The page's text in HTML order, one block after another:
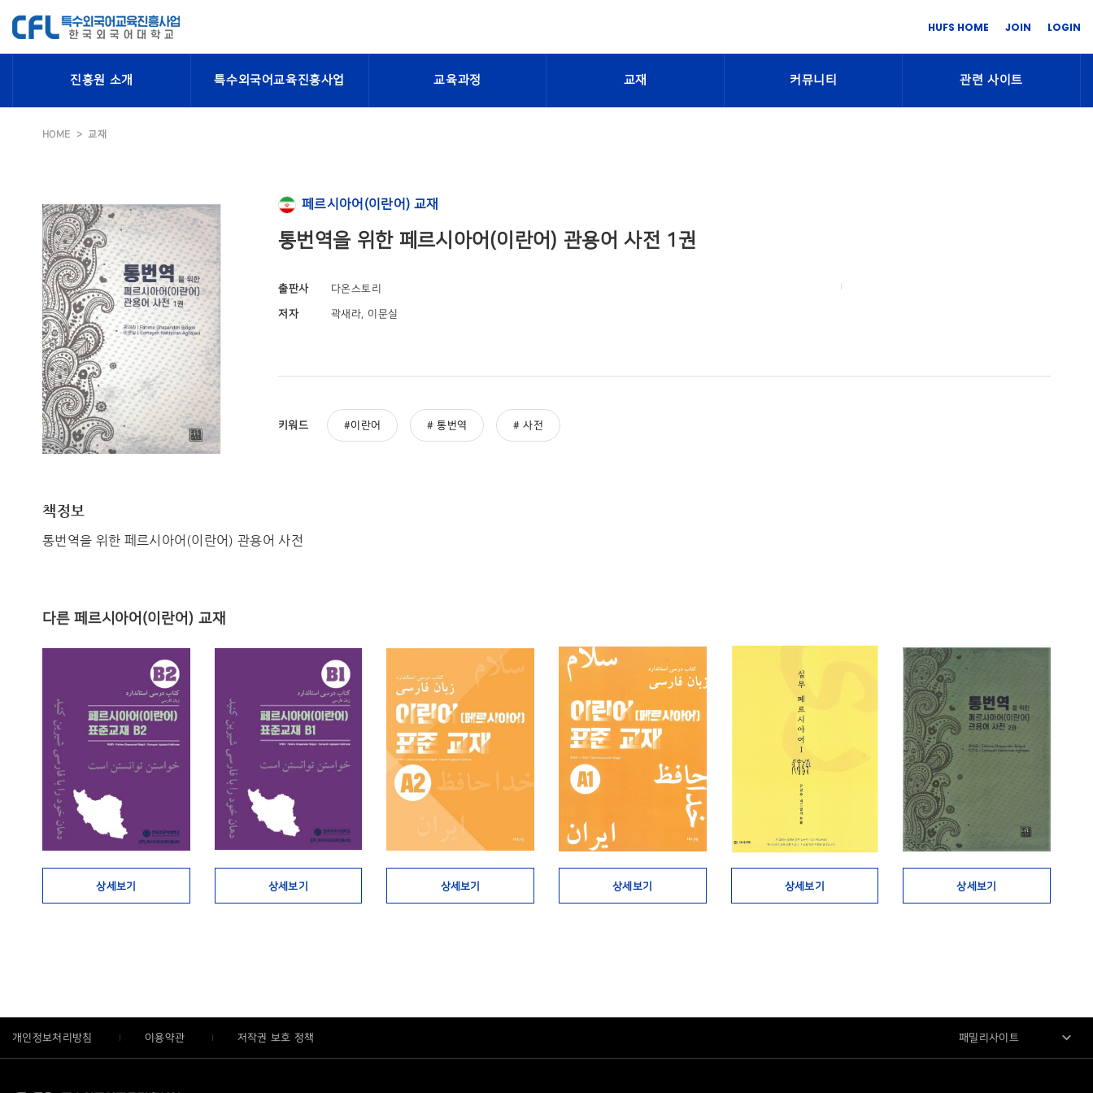
HUFS HOME JOIN LOGIN
진흥원 소개 특수외국어교육진흥사업 교육과정 교재 커뮤니티 관련 사이트
HOME 교재
페르시아어(이란어) 교재
통번역을 위한 페르시아어(이란어) 관용어 사전 1권
출판사 다온스토리
저자 곽새라, 이문실
키워드 이란어 통번역 사전
책정보
통번역을 위한 페르시아어(이란어) 관용어 사전
다른 페르시아어(이란어) 교재
상세보기 상세보기 상세보기 상세보기 상세보기 상세보기
개인정보처리방침 이용약관 저작권 보호 정책 패밀리사이트